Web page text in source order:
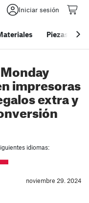
Iniciar sesión
Piezas y
impresoras
extra y
idiomas:
noviembre 29. 2024